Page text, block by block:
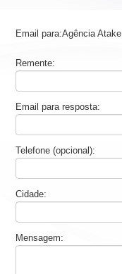
Email para:Agência Atake
Remente:
Email para resposta:
Telefone (opcional):
Cidade:
Mensagem: